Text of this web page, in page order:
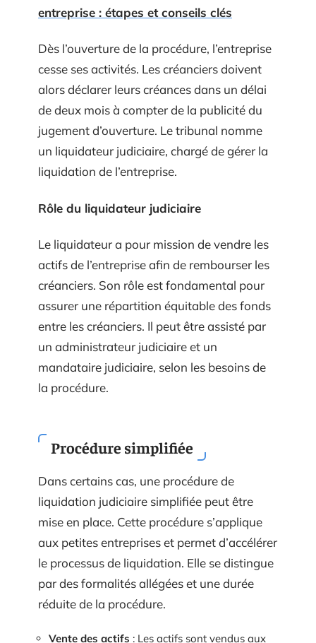
entreprise : étapes et conseils clés
Dès l’ouverture de la procédure, l’entreprise
cesse ses activités. Les créanciers doivent
alors déclarer leurs créances dans un délai
de deux mois à compter de la publicité du
jugement d’ouverture. Le tribunal nomme
un liquidateur judiciaire, chargé de gérer la
liquidation de l’entreprise.
Rôle du liquidateur judiciaire
Le liquidateur a pour mission de vendre les
actifs de l’entreprise afin de rembourser les
créanciers. Son rôle est fondamental pour
assurer une répartition équitable des fonds
entre les créanciers. Il peut être assisté par
un administrateur judiciaire et un
mandataire judiciaire, selon les besoins de
la procédure.
Procédure simplifiée
Dans certains cas, une procédure de
liquidation judiciaire simplifiée peut être
mise en place. Cette procédure s’applique
aux petites entreprises et permet d’accélérer
le processus de liquidation. Elle se distingue
par des formalités allégées et une durée
réduite de la procédure.
Vente des actifs : Les actifs sont vendus aux